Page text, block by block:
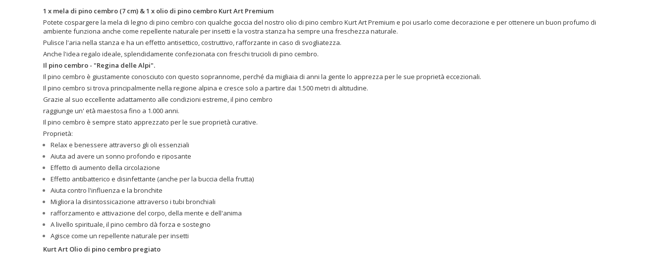
1 x mela di pino cembro (7 cm) & 1 x olio di pino cembro Kurt Art Premium
Potete cospargere la mela di legno di pino cembro con qualche goccia del nostro olio di pino cembro Kurt Art Premium e poi usarlo come decorazione e per ottenere un buon profumo di
ambiente funziona anche come repellente naturale per insetti e la vostra stanza ha sempre una freschezza naturale.
Pulisce l'aria nella stanza e ha un effetto antisettico, costruttivo, rafforzante in caso di svogliatezza.
Anche l'idea regalo ideale, splendidamente confezionata con freschi trucioli di pino cembro.
Il pino cembro - "Regina delle Alpi".
Il pino cembro è giustamente conosciuto con questo soprannome, perché da migliaia di anni la gente lo apprezza per le sue proprietà eccezionali.
Il pino cembro si trova principalmente nella regione alpina e cresce solo a partire dai 1.500 metri di altitudine.
Grazie al suo eccellente adattamento alle condizioni estreme, il pino cembro
raggiunge un' età maestosa fino a 1.000 anni.
Il pino cembro è sempre stato apprezzato per le sue proprietà curative.
Proprietà:
Relax e benessere attraverso gli oli essenziali
Aiuta ad avere un sonno profondo e riposante
Effetto di aumento della circolazione
Effetto antibatterico e disinfettante (anche per la buccia della frutta)
Aiuta contro l'influenza e la bronchite
Migliora la disintossicazione attraverso i tubi bronchiali
rafforzamento e attivazione del corpo, della mente e dell'anima
A livello spirituale, il pino cembro dà forza e sostegno
Agisce come un repellente naturale per insetti
Kurt Art Olio di pino cembro pregiato